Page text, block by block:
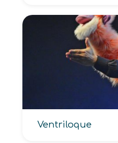
Ventriloque